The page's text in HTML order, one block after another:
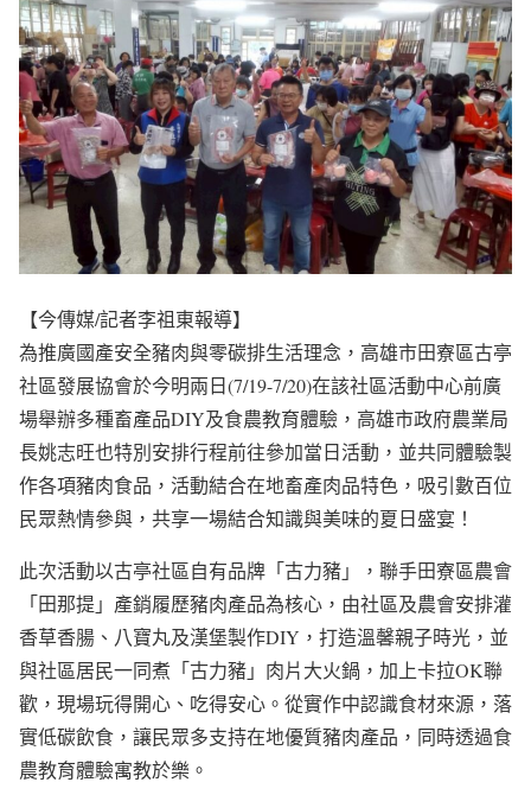
【今傳媒/記者李祖東報導】
為推廣國產安全豬肉與零碳排生活理念，高雄市田寮區古亭
社區發展協會於今明兩日(7/19-7/20)在該社區活動中心前廣
場舉辦多種畜產品DIY及食農教育體驗，高雄市政府農業局
長姚志旺也特別安排行程前往參加當日活動，並共同體驗製
作各項豬肉食品，活動結合在地畜產肉品特色，吸引數百位
民眾熱情參與，共享一場結合知識與美味的夏日盛宴！
此次活動以古亭社區自有品牌「古力豬」，聯手田寮區農會
「田那提」產銷履歷豬肉產品為核心，由社區及農會安排灌
香草香腸、八寶丸及漢堡製作DIY，打造溫馨親子時光，並
與社區居民一同煮「古力豬」肉片大火鍋，加上卡拉OK聯
歡，現場玩得開心、吃得安心。從實作中認識食材來源，落
實低碳飲食，讓民眾多支持在地優質豬肉產品，同時透過食
農教育體驗寓教於樂。